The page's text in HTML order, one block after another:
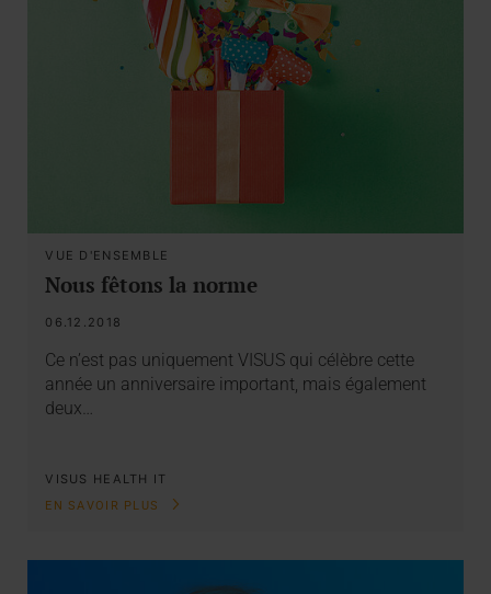
VUE D'ENSEMBLE
Nous fêtons la norme
06.12.2018
Ce n’est pas uniquement VISUS qui célèbre cette
année un anniversaire important, mais également
deux…
VISUS HEALTH IT
EN SAVOIR PLUS